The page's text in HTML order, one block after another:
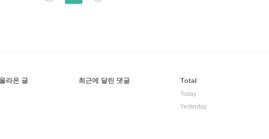
라온 글 최근에 달린 댓글 Total
Today
Yesterday